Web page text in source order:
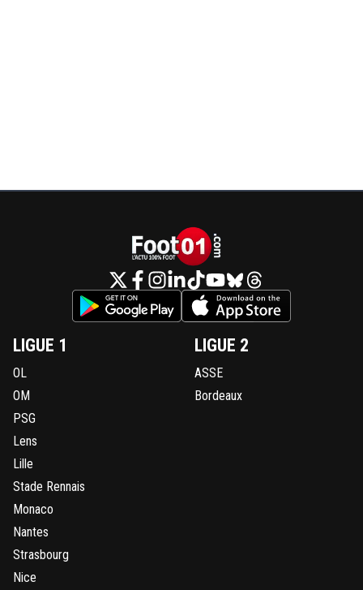
LIGUE 1
OL
OM
PSG
Lens
Lille
Stade Rennais
Monaco
Nantes
Strasbourg
Nice
LIGUE 2
ASSE
Bordeaux